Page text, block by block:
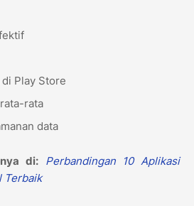
Play Store
rata
data
di: Perbandingan 10 Aplikasi
Terbaik